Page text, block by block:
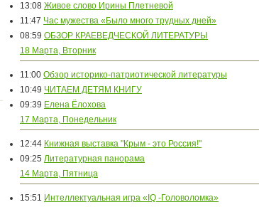
13:08 Живое слово Ирины Плетневой
11:47 Час мужества «Было много трудных дней»
08:59 ОБЗОР КРАЕВЕДЧЕСКОЙ ЛИТЕРАТУРЫ
18 Марта, Вторник
11:00 Обзор историко-патриотической литературы
10:49 ЧИТАЕМ ДЕТЯМ КНИГУ
09:39 Елена Ёлохова
17 Марта, Понедельник
12:44 Книжная выставка "Крым - это Россия!"
09:25 Литературная панорама
14 Марта, Пятница
15:51 Интеллектуальная игра «IQ -Головоломка»